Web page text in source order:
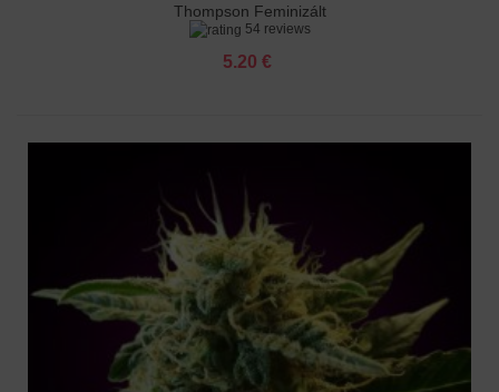
Thompson Feminizált
54 reviews
5.20 €